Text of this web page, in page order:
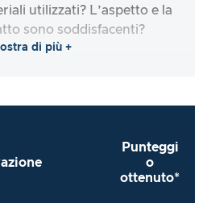
utilizzati? L’aspetto e la
sono soddisfacenti?
di più +
Punteggi
o
ottenuto*